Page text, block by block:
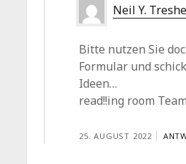
Neil Y.
Bitte nutzen Sie
Formular und
Ideen…
read!!ing room Team
25. AUGUST 2022